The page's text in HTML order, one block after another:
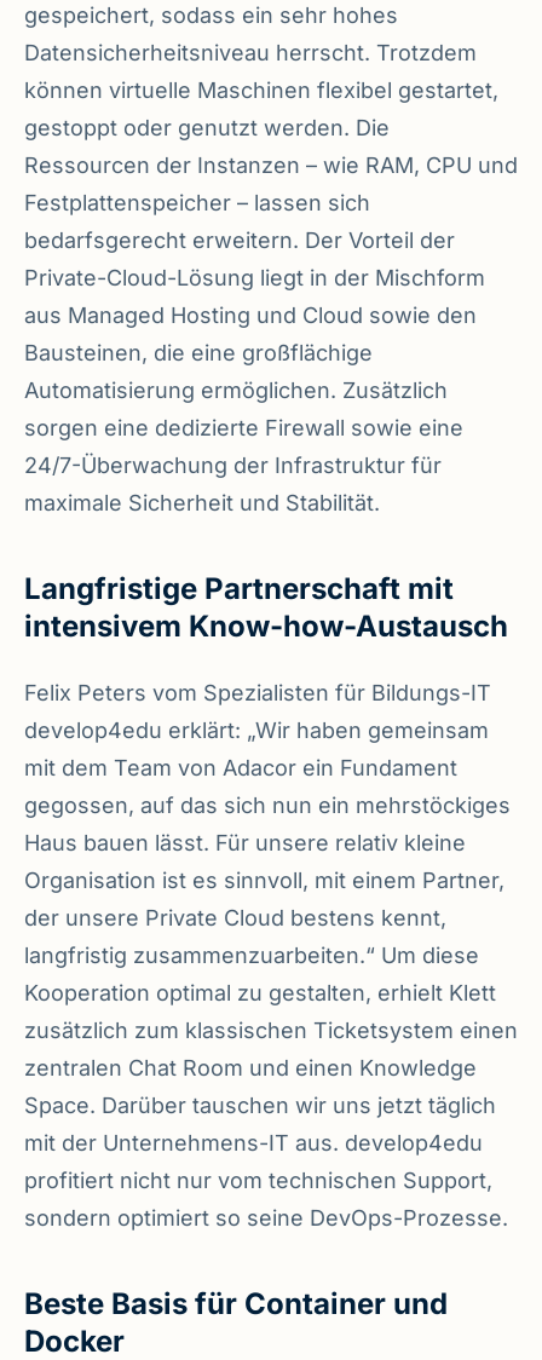
gespeichert, sodass ein sehr hohes
Datensicherheitsniveau herrscht. Trotzdem
können virtuelle Maschinen flexibel gestartet,
gestoppt oder genutzt werden. Die
Ressourcen der Instanzen – wie RAM, CPU und
Festplattenspeicher – lassen sich
bedarfsgerecht erweitern. Der Vorteil der
Private-Cloud-Lösung liegt in der Mischform
aus Managed Hosting und Cloud sowie den
Bausteinen, die eine großflächige
Automatisierung ermöglichen. Zusätzlich
sorgen eine dedizierte Firewall sowie eine
24/7-Überwachung der Infrastruktur für
maximale Sicherheit und Stabilität.
Langfristige Partnerschaft mit
intensivem Know-how-Austausch
Felix Peters vom Spezialisten für Bildungs-IT
develop4edu erklärt: „Wir haben gemeinsam
mit dem Team von Adacor ein Fundament
gegossen, auf das sich nun ein mehrstöckiges
Haus bauen lässt. Für unsere relativ kleine
Organisation ist es sinnvoll, mit einem Partner,
der unsere Private Cloud bestens kennt,
langfristig zusammenzuarbeiten.“ Um diese
Kooperation optimal zu gestalten, erhielt Klett
zusätzlich zum klassischen Ticketsystem einen
zentralen Chat Room und einen Knowledge
Space. Darüber tauschen wir uns jetzt täglich
mit der Unternehmens-IT aus. develop4edu
profitiert nicht nur vom technischen Support,
sondern optimiert so seine DevOps-Prozesse.
Beste Basis für Container und
Docker